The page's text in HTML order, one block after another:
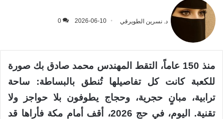
د. نسرين الطويرقي 2026-06-10
0
منذ 150 عاماً، التقط المهندس محمد صادق بك صورة
للكعبة كانت كل تفاصيلها تُنطق بالبساطة: ساحة
ترابية، مبانٍ حجرية، وحجاج يطوفون بلا حواجز ولا
تقنية. اليوم، في حج 2026، أقف أمام مكة فأراها قد